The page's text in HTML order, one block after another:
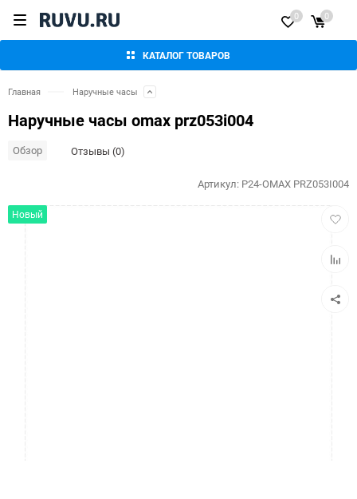
КАТАЛОГ ТОВАРОВ
0 0
Главная Наручные часы
Наручные часы omax prz053i004
Обзор Отзывы (0)
Новый
Артикул: P24-OMAX PRZ053I004